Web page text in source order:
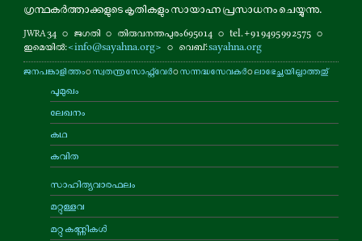
ഗ്രന്ഥകർത്താക്കളുടെ കൃതികളും സായാഹ്ന പ്രസാധനം ചെയ്യുന്നു.
JWRA34 ⚬ ജഗതി ⚬ തിരുവനന്തപുരം 695014 ⚬ tel. +91 9495 99 2575 ⚬
ഇമെയിൽ:<info@sayahna.org> ⚬ വെബ്:sayahna.org
ജനപങ്കാളിത്തം⚬സ്വതന്ത്ര സോഫ്റ്റ്‌വേർ⚬സന്നദ്ധസേവകർ⚬ലാഭേച്ഛയില്ലാത്തതു്
പൂമുഖം
ലേഖനം
കഥ
കവിത
സാഹിത്യവാരഫലം
മറ്റുള്ളവ
മറ്റു കണ്ണികൾ